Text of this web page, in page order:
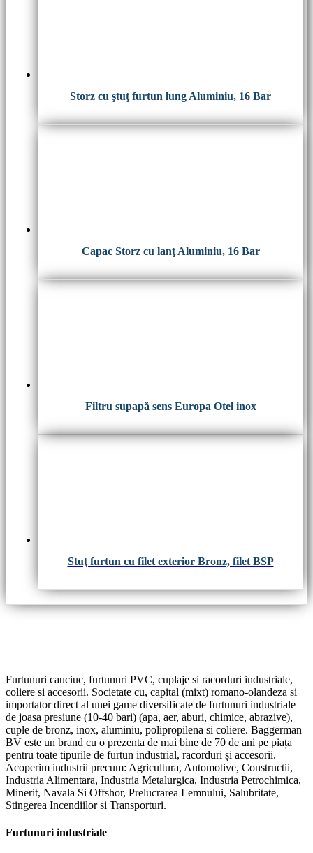
Storz cu ştuţ furtun lung Aluminiu, 16 Bar
Capac Storz cu lanţ Aluminiu, 16 Bar
Filtru supapă sens Europa Otel inox
Stuţ furtun cu filet exterior Bronz, filet BSP
Furtunuri cauciuc, furtunuri PVC, cuplaje si racorduri industriale,
coliere si accesorii. Societate cu, capital (mixt) romano-olandeza si
importator direct al unei game diversificate de furtunuri industriale
de joasa presiune (10-40 bari) (apa, aer, aburi, chimice, abrazive),
cuple de bronz, inox, aluminiu, polipropilena si coliere. Baggerman
BV este un brand cu o prezenta de mai bine de 70 de ani pe piața
pentru toate tipurile de furtun industrial, racorduri și accesorii.
Acoperim industrii precum: Agricultura, Automotive, Constructii,
Industria Alimentara, Industria Metalurgica, Industria Petrochimica,
Minerit, Navala Si Offshor, Prelucrarea Lemnului, Salubritate,
Stingerea Incendiilor si Transporturi.
Furtunuri industriale